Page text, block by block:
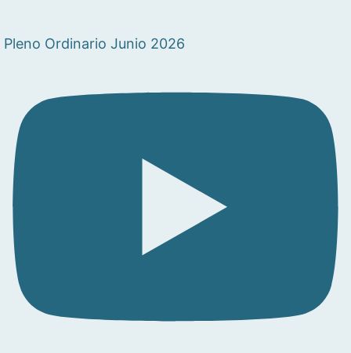
Pleno Ordinario Junio 2026